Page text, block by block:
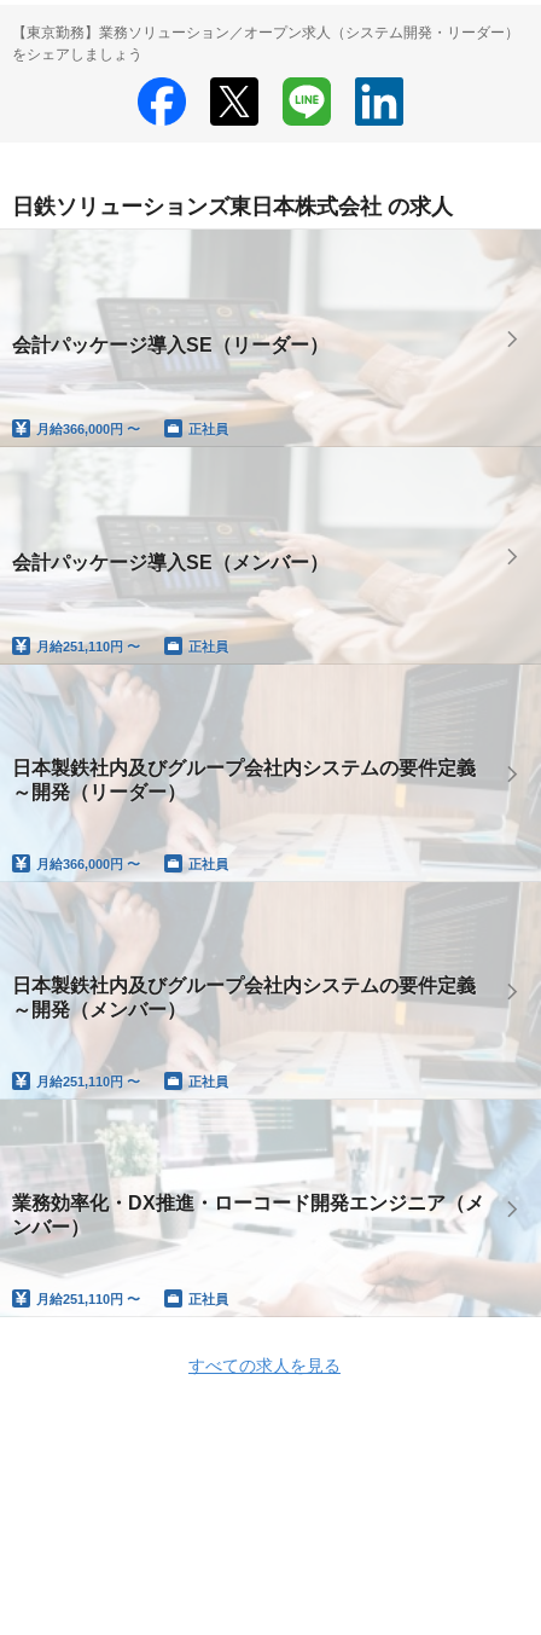
【東京勤務】業務ソリューション／オープン求人（システム開発・リーダー）
をシェアしましょう
日鉄ソリューションズ東日本株式会社 の求人
会計パッケージ導入SE（リーダー）
月給366,000円 〜 正社員
会計パッケージ導入SE（メンバー）
月給251,110円 〜 正社員
日本製鉄社内及びグループ会社内システムの要件定義
～開発（リーダー）
月給366,000円 〜 正社員
日本製鉄社内及びグループ会社内システムの要件定義
～開発（メンバー）
月給251,110円 〜 正社員
業務効率化・DX推進・ローコード開発エンジニア（メ
ンバー）
月給251,110円 〜 正社員
すべての求人を見る